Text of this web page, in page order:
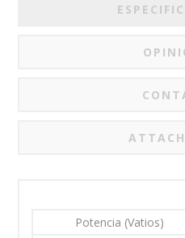
Potencia (Vatios)